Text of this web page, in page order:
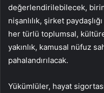
değerlendirilebilecek,
nişanlılık, şirket
her türlü toplumsal,
yakınlık, kamusal nüfuz
pahalandırılacak.
Yükümlüler, hayat